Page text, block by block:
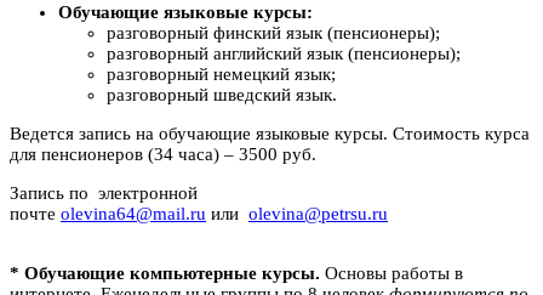
Обучающие языковые курсы:
разговорный финский язык (пенсионеры);
разговорный английский язык (пенсионеры);
разговорный немецкий язык;
разговорный шведский язык.
Ведется запись на обучающие языковые курсы. Стоимость курса
для пенсионеров (34 часа) – 3500 руб.
Запись по электронной
почте olevina64@mail.ru или olevina@petrsu.ru
* Обучающие компьютерные курсы. Основы работы в